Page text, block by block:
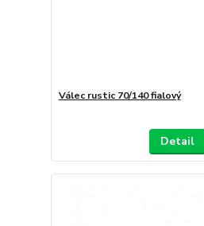
Válec rustic 70/140 fialový
Detail